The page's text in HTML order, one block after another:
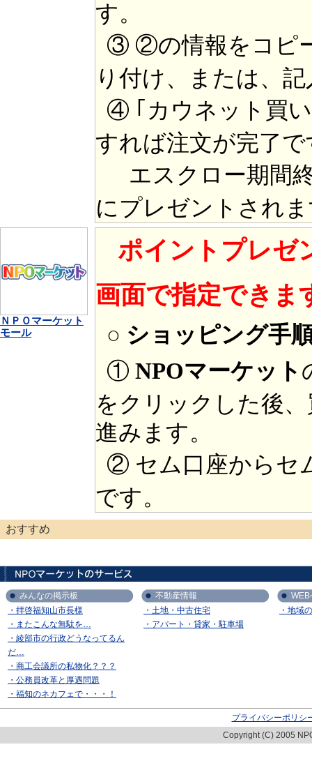
す。
③ ②の情報をコピ
り付け、または、
④ ｢カウネット買
すれば注文が完了で
エスクロー期間
にプレゼントされ
ＮＰＯマーケット
モール
ポイントプレゼ
画面で指定できま
○ ショッピング手
① NPOマーケット
をクリックした後
進みます。
② セム口座からセ
です。
おすすめ
みんなの掲示板
・拝啓福知山市長様
・またこんな無駄を…
・綾部市の行政どうなってるん
だ…
・商工会議所の私物化？？？
・公務員改革と厚遇問題
・福知のネカフェで・・・！
不動産情報
・土地・中古住宅
・アパート・貸家・駐車場
WEB
・地域
プライバシーポリシ
Copyright (C) 2005